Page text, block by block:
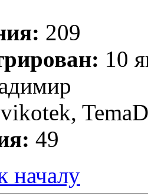
209
10
vikotek,
49
началу